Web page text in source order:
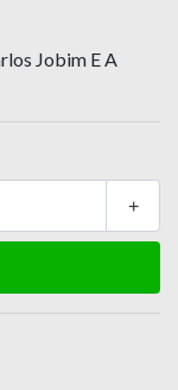
Jobim E A
+